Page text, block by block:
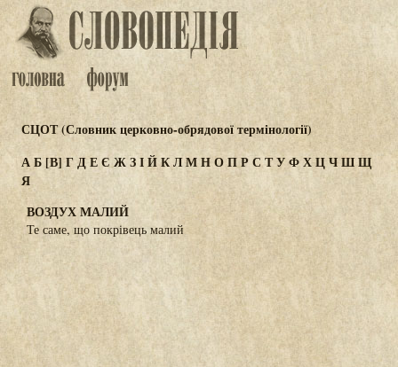
СЦОТ (Словник церковно-обрядової термінології)
АБ [В] ГДЕЄ ЖЗІЙКЛМНОПРСТУФХЦЧШЩ
Я
ВОЗДУХ МАЛИЙ
Те саме, що покрівець малий